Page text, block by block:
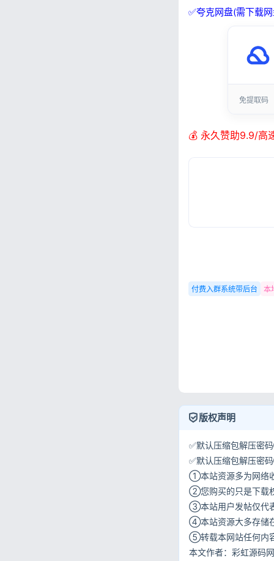
✅夸克网盘(需下载
免提取码
💰 永久赞助9.9/高
付费入群系统带后台 本
版权声明
✅默认压缩包解压
✅默认压缩包解压
①本站资源多为网络
②您购买的只是下载
③本站用户发帖仅代
④本站资源大多存储
⑤转载本网站任何内
本文作者：彩虹源码网